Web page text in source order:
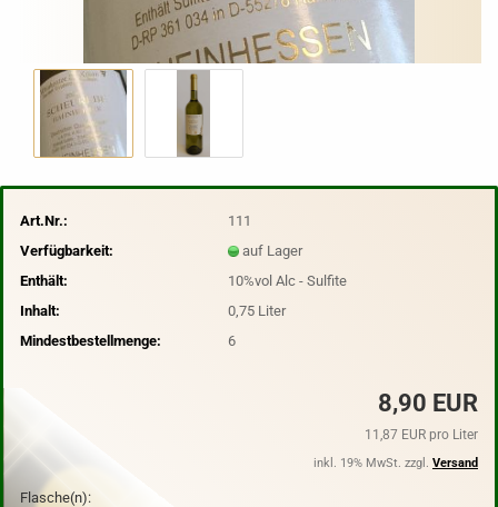
Art.Nr.:
111
Verfügbarkeit:
auf Lager
Enthält:
10%vol Alc - Sulfite
Inhalt:
0,75 Liter
Mindestbestellmenge:
6
8,90 EUR
11,87 EUR pro Liter
inkl. 19% MwSt. zzgl. Versand
Flasche(n):